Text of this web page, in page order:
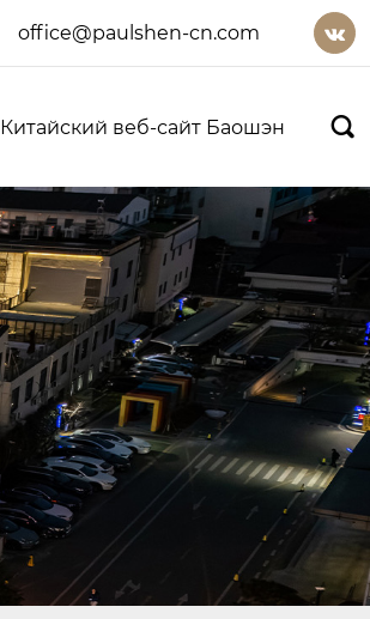
office@paulshen-cn.com 
Китайский веб-сайт Баошэн 